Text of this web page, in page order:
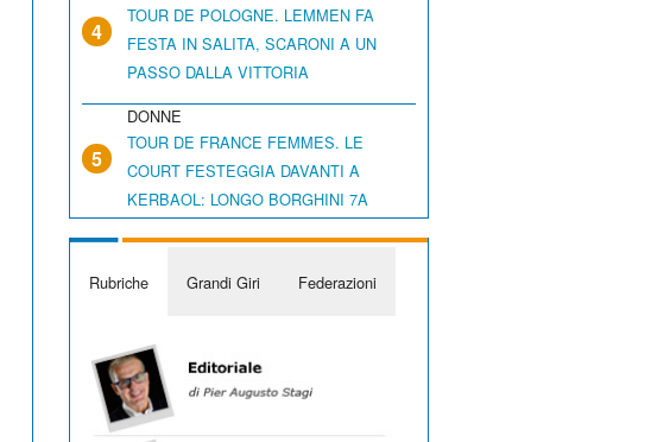
4
TOUR DE POLOGNE. LEMMEN FA
FESTA IN SALITA, SCARONI A UN
PASSO DALLA VITTORIA
5
DONNE
TOUR DE FRANCE FEMMES. LE
COURT FESTEGGIA DAVANTI A
KERBAOL: LONGO BORGHINI 7A
Rubriche Grandi Giri Federazioni